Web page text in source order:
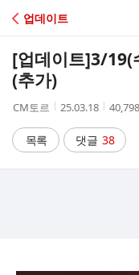
C
A
업데이트
[업데이트]3/19(
(추가)
작
자
CM토르
작
시
간
25.03.18
조
수
40,798
목록 댓글 38